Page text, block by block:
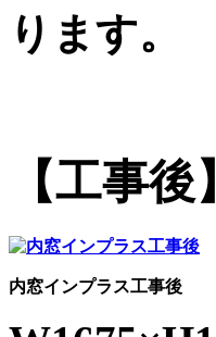
ります。
【工事後】
内窓インプラス工事後